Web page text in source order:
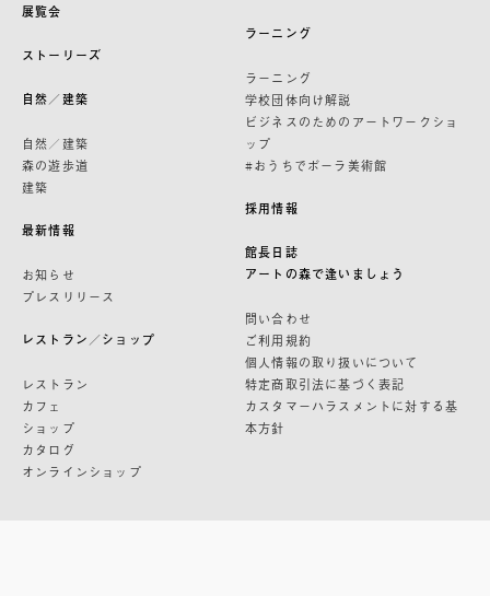
展覧会
ストーリーズ
自然／建築
自然／建築
森の遊歩道
建築
最新情報
お知らせ
プレスリリース
レストラン／ショップ
レストラン
カフェ
ショップ
カタログ
オンラインショップ
ラーニング
ラーニング
学校団体向け解説
ビジネスのためのアートワークショ
ップ
#おうちでポーラ美術館
採用情報
館長日誌
アートの森で逢いましょう
問い合わせ
ご利用規約
個人情報の取り扱いについて
特定商取引法に基づく表記
カスタマーハラスメントに対する基
本方針